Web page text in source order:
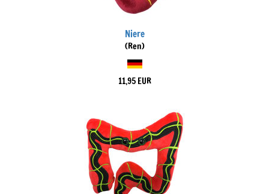
Niere
(Ren)
11,95 EUR